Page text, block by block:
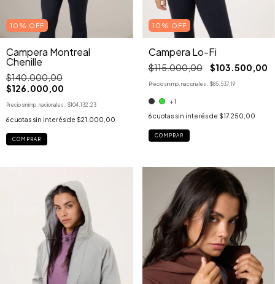
10% OFF
Campera Montreal
Chenille
$140.000,00
$126.000,00
Precio sin imp. nacionales: $104.132,23
6cuotas sin interés de $21.000,00
COMPRAR
10% OFF
Campera Lo-Fi
$115.000,00 $103.500,00
Precio sin imp. nacionales: $85.537,19
+1
6 cuotas sin interés de $17.250,00
COMPRAR